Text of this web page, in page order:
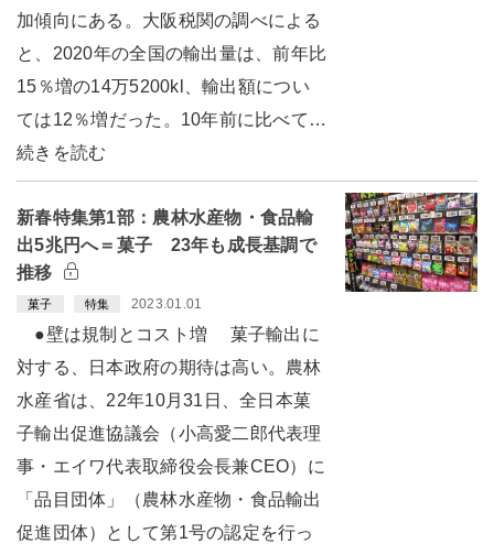
加傾向にある。大阪税関の調べによる
と、2020年の全国の輸出量は、前年比
15％増の14万5200kl、輸出額につい
ては12％増だった。10年前に比べて…
続きを読む
新春特集第1部：農林水産物・食品輸
出5兆円へ＝菓子 23年も成長基調で
推移
菓子 特集 2023.01.01
●壁は規制とコスト増 菓子輸出に
対する、日本政府の期待は高い。農林
水産省は、22年10月31日、全日本菓
子輸出促進協議会（小高愛二郎代表理
事・エイワ代表取締役会長兼CEO）に
「品目団体」（農林水産物・食品輸出
促進団体）として第1号の認定を行っ